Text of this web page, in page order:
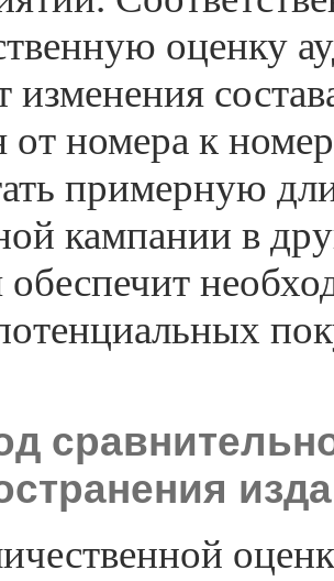
оценку
изменения
от номера к
примерную
кампании в
обеспечит